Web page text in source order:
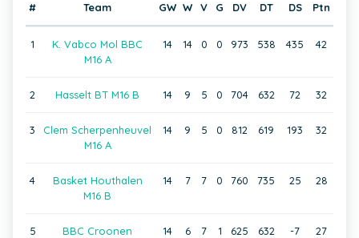
# Team GW W V G DV DT DS Ptn
1
K. Vabco Mol BBC
M16 A
14 14 0 0 973 538 435 42
2 Hasselt BT M16 B 14 9 5 0 704 632 72 32
3
Clem Scherpenheuvel
M16 A
14 9 5 0 812 619 193 32
4
Basket Houthalen
M16 B
14 7 7 0 760 735 25 28
5
BBC Croonen
14 6 7 1 625 632 -7 27